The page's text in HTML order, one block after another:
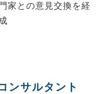
家との意見交換を経
ンサルタント